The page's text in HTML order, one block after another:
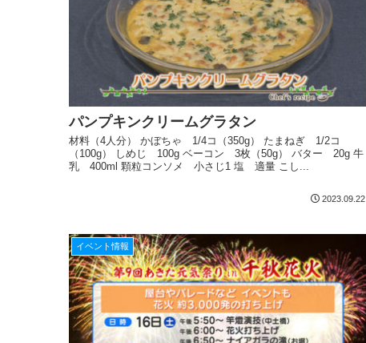
パンプキンクリームグラタン
材料（4人分） かぼちゃ 1/4コ（350g） たまねぎ 1/2コ
（100g） しめじ 100g ベーコン 3枚（50g） バター 20g 牛
乳 400ml 顆粒コンソメ 小さじ1 塩 適量 こし...
2023.09.22
イベント情報